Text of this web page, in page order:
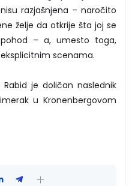
razjašnjena – naročito
želje da otkrije šta joj se
– a, umesto toga,
scenama.
je doličan naslednik
u Kronenbergovom